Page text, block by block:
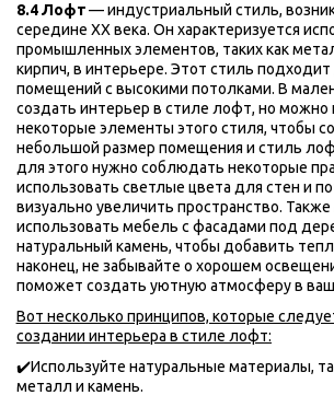
8.4 Лофт — индустриальный стиль,
середине XX века. Он характеризуется
промышленных элементов, таких как
кирпич, в интерьере. Этот стиль
помещений с высокими потолками. В
создать интерьер в стиле лофт, но можно
некоторые элементы этого стиля, чтобы
небольшой размер помещения и стиль
для этого нужно соблюдать некоторые
использовать светлые цвета для стен и
визуально увеличить пространство.
использовать мебель с фасадами под
натуральный камень, чтобы добавить
наконец, не забывайте о хорошем
поможет создать уютную атмосферу в
Вот несколько принципов, которые
создании интерьера в стиле лофт:
✔️Используйте натуральные материалы,
металл и камень.